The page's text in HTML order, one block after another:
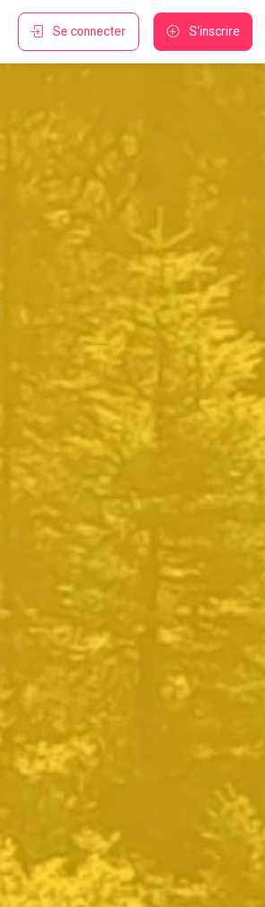
S'inscrire
Se connecter